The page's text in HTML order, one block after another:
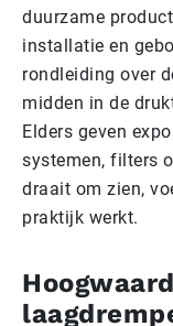
duurzame
installatie en
rondleiding over
midden in de
Elders geven
systemen, filters
draait om zien,
praktijk werkt.